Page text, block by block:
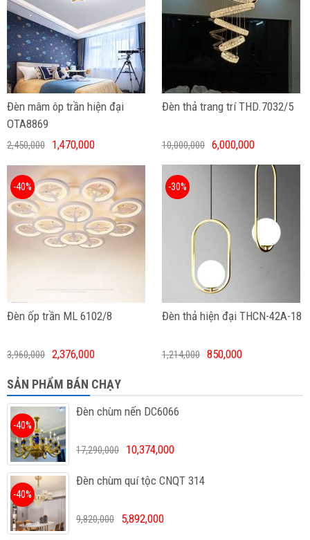
Đèn mâm ôp trần hiện đại
OTA8869
2,450,000 1,470,000
Đèn thả trang trí THD.7032/5
10,000,000 6,000,000
Đèn ốp trần ML 6102/8
-40%
3,960,000 2,376,000
Đèn thả hiện đại THCN-42A-18
-30%
1,214,000 850,000
SẢN PHẨM BÁN CHẠY
Đèn chùm nến DC6066
-40%
17,290,000 10,374,000
Đèn chùm quí tộc CNQT 314
-40%
9,820,000 5,892,000